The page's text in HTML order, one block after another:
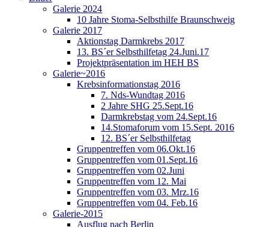
Galerie 2024
10 Jahre Stoma-Selbsthilfe Braunschweig
Galerie 2017
Aktionstag Darmkrebs 2017
13. BS´er Selbsthilfetag 24.Juni.17
Projektpräsentation im HEH BS
Galerie~2016
Krebsinformationstag 2016
7. Nds-Wundtag 2016
2 Jahre SHG 25.Sept.16
Darmkrebstag vom 24.Sept.16
14.Stomaforum vom 15.Sept. 2016
12. BS´er Selbsthilfetag
Gruppentreffen vom 06.Okt.16
Gruppentreffen vom 01.Sept.16
Gruppentreffen vom 02.Juni
Gruppentreffen vom 12. Mai
Gruppentreffen vom 03. Mrz.16
Gruppentreffen vom 04. Feb.16
Galerie-2015
Ausflug nach Berlin